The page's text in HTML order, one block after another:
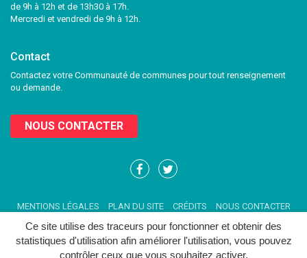
Ce site utilise des traceurs pour fonctionner et obtenir des
statistiques d'utilisation afin améliorer l'utilisation, vous pouvez
contrôler ceux que vous souhaitez activer.
de 9h à 12h et de 13h30 à 17h.
Mercredi et vendredi de 9h à 12h.
Contact
Contactez votre Communauté de communes pour tout renseignement
ou demande.
NOUS CONTACTER
Lien
compte
Facebook
Lien
compte
Twitter
MENTIONS LÉGALES PLAN DU SITE CRÉDITS NOUS CONTACTER